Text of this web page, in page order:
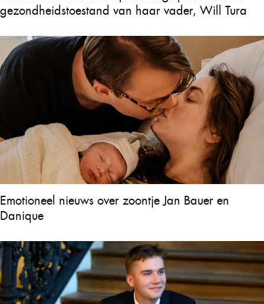
gezondheidstoestand van haar vader, Will Tura
Emotioneel nieuws over zoontje Jan Bauer en
Danique